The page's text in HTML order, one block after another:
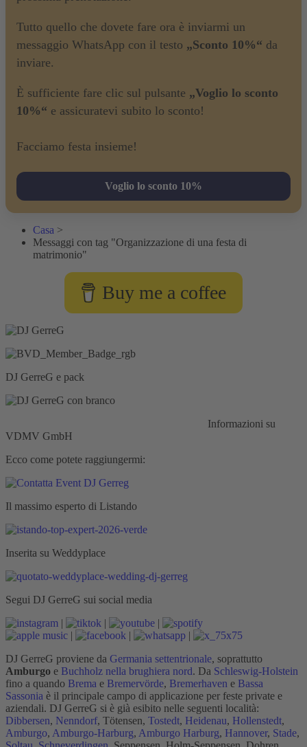
Tutto quello che dovete fare ora è inviarmi un
messaggio WhatsApp con il testo „Sconto 10%“ da
inviare.
È sufficiente fare clic sul pulsante „Voglio lo sconto
10%“ e assicuratevi subito lo sconto!
Facciamo festa insieme!
Voglio lo sconto 10%
Casa >
Messaggi con tag "Organizzazione di una festa di
matrimonio"
Buy me a coffee
DJ GerreG e pack
Informazioni su
VDMV GmbH
Ecco come potete raggiungermi:
Il massimo esperto di Listando
Inserita su Weddyplace
Segui DJ GerreG sui social media
|
|
|
|
|
|
DJ GerreG proviene da Germania settentrionale, soprattutto
Amburgo e Buchholz nella brughiera nord. Da Schleswig-Holstein
fino a quando Brema e Bremervörde, Bremerhaven e Bassa
Sassonia è il principale campo di applicazione per feste private e
aziendali. DJ GerreG si è già esibito nelle seguenti località:
Dibbersen, Nenndorf, Tötensen, Tostedt, Heidenau, Hollenstedt,
Amburgo, Amburgo-Harburg, Amburgo Harburg, Hannover, Stade,